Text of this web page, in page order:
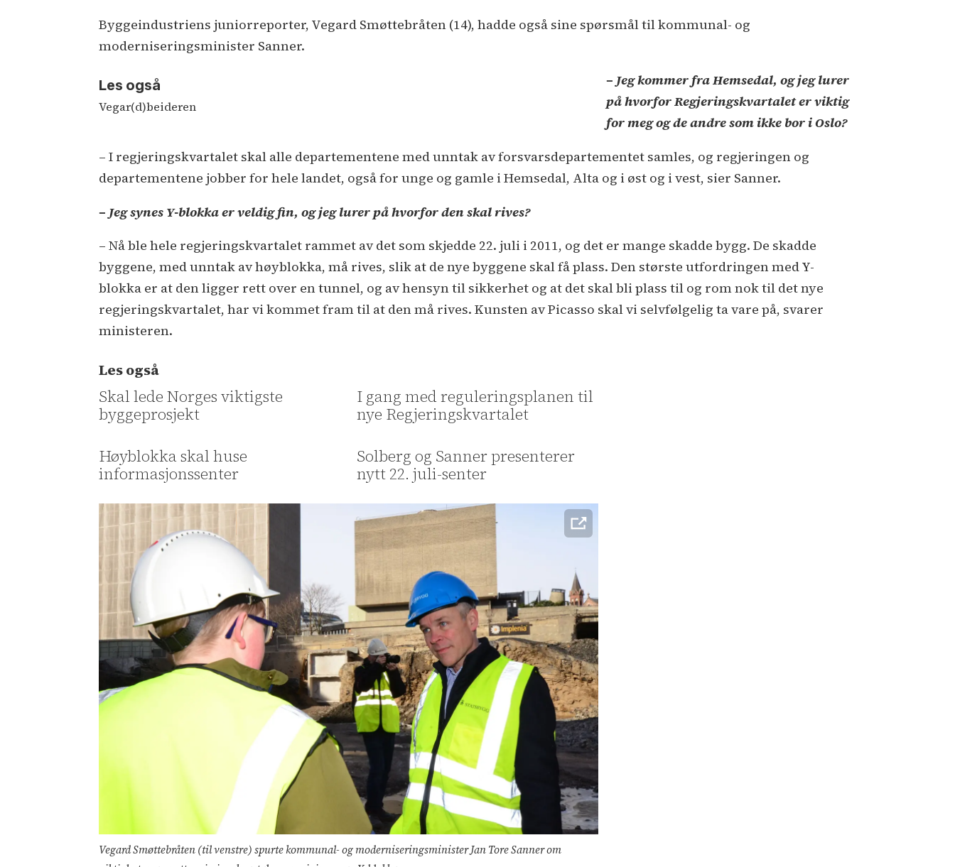
Byggeindustriens juniorreporter, Vegard Smøttebråten (14), hadde også sine spørsmål til kommunal- og
moderniseringsminister Sanner.
Les også
Vegar(d)beideren
– Jeg kommer fra Hemsedal, og jeg lurer
på hvorfor Regjeringskvartalet er viktig
for meg og de andre som ikke bor i Oslo?
– I regjeringskvartalet skal alle departementene med unntak av forsvarsdepartementet samles, og regjeringen og
departementene jobber for hele landet, også for unge og gamle i Hemsedal, Alta og i øst og i vest, sier Sanner.
– Jeg synes Y-blokka er veldig fin, og jeg lurer på hvorfor den skal rives?
– Nå ble hele regjeringskvartalet rammet av det som skjedde 22. juli i 2011, og det er mange skadde bygg. De skadde
byggene, med unntak av høyblokka, må rives, slik at de nye byggene skal få plass. Den største utfordringen med Y-
blokka er at den ligger rett over en tunnel, og av hensyn til sikkerhet og at det skal bli plass til og rom nok til det nye
regjeringskvartalet, har vi kommet fram til at den må rives. Kunsten av Picasso skal vi selvfølgelig ta vare på, svarer
ministeren.
Les også
Skal lede Norges viktigste
byggeprosjekt
I gang med reguleringsplanen til
nye Regjeringskvartalet
Høyblokka skal huse
informasjonssenter
Solberg og Sanner presenterer
nytt 22. juli-senter
Vegard Smøttebråten (til venstre) spurte kommunal- og moderniseringsminister Jan Tore Sanner om